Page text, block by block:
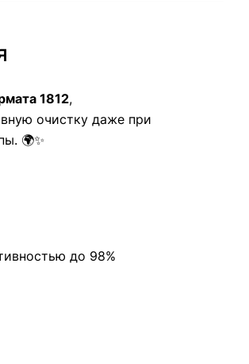
1812,
очистку даже при
🌍✨
до 98%